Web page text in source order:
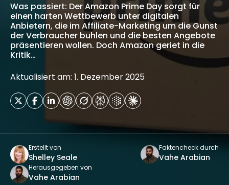
Was passiert: Der Amazon Prime Day sorgt für
einen harten Wettbewerb unter digitalen
Anbietern, die im Affiliate-Marketing um die Gunst
der Verbraucher buhlen und die besten Angebote
präsentieren wollen. Doch Amazon geriet in die
Kritik…
Aktualisiert am: 1. Dezember 2025
Erstellt von
Shelley Seale
Faktencheck durch
Vahe Arabian
Herausgegeben von
Vahe Arabian